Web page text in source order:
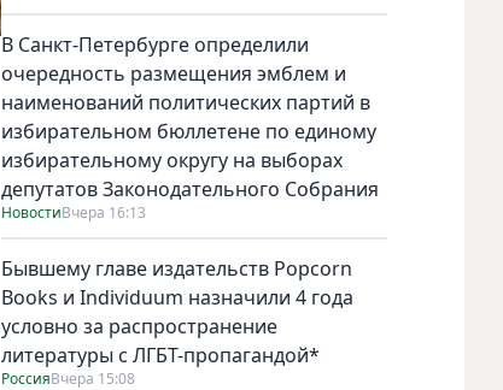
Кадр из фильма "Меч короля Артура".
В Санкт-Петербурге определили
очередность размещения эмблем и
наименований политических партий в
избирательном бюллетене по единому
избирательному округу на выборах
депутатов Законодательного Собрания
НовостиВчера 16:13
Бывшему главе издательств Popcorn
Books и Individuum назначили 4 года
условно за распространение
литературы с ЛГБТ-пропагандой*
РоссияВчера 15:08